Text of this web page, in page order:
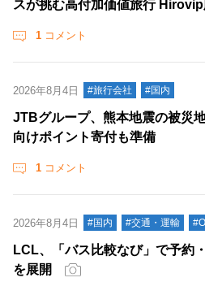
スが挑む高付加価値旅行
1 コメント
2026年8月4日 #旅行会社 #国内
JTBグループ、熊本地震の被災
向けポイント寄付も準備
1 コメント
2026年8月4日 #国内 #交通・運輸
LCL、「バス比較なび」で予
を展開